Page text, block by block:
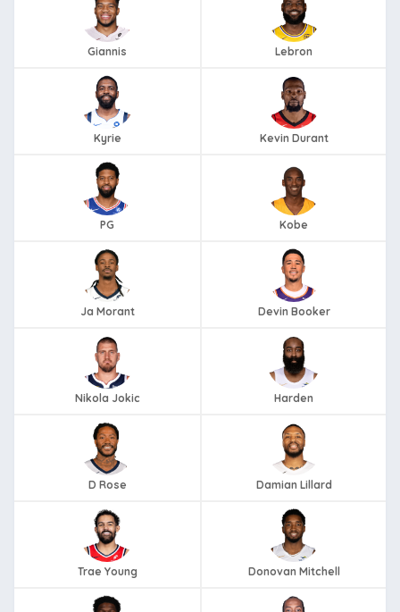
Giannis Lebron
Kyrie Kevin Durant
PG Kobe
Ja Morant Devin Booker
Nikola Jokic Harden
D Rose Damian Lillard
Trae Young Donovan Mitchell